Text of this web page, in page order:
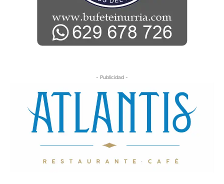
- Publicidad -